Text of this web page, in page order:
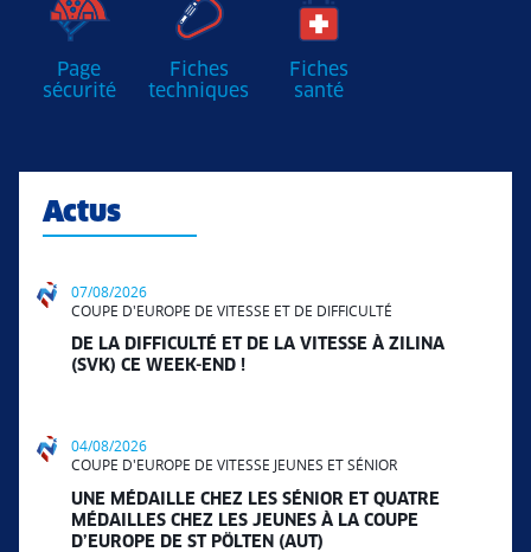
Page
sécurité
Fiches
techniques
Fiches
santé
Actus
07/08/2026
COUPE D'EUROPE DE VITESSE ET DE DIFFICULTÉ
DE LA DIFFICULTÉ ET DE LA VITESSE À ZILINA
(SVK) CE WEEK-END !
04/08/2026
COUPE D'EUROPE DE VITESSE JEUNES ET SÉNIOR
UNE MÉDAILLE CHEZ LES SÉNIOR ET QUATRE
MÉDAILLES CHEZ LES JEUNES À LA COUPE
D’EUROPE DE ST PÖLTEN (AUT)